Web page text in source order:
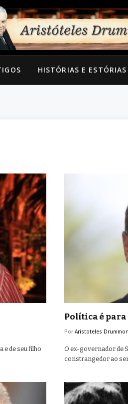
HISTÓRIAS E ESTÓRIAS
e de seu filho
Política é
Por Aristoteles
O ex-governador de
constrangedor ao